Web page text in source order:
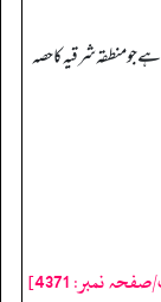
جو منطقہ شرقیہ کا حصہ
نمبر: 4371]